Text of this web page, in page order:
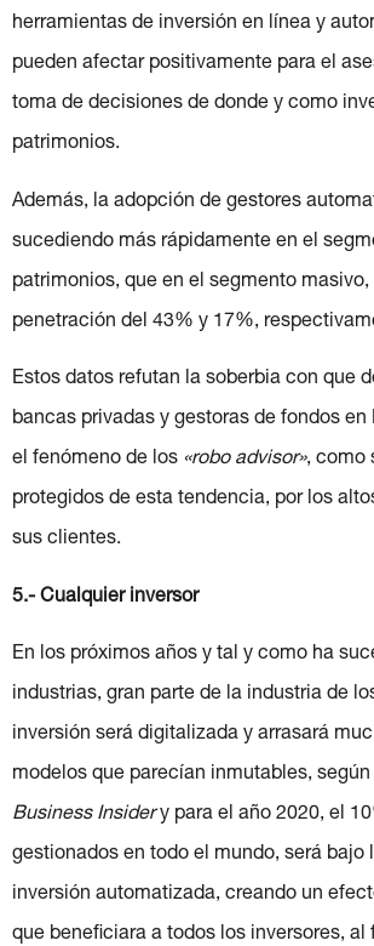
herramientas de inversión en línea y
pueden afectar positivamente para el
toma de decisiones de donde y como
patrimonios.
Además, la adopción de gestores
sucediendo más rápidamente en el
patrimonios, que en el segmento
penetración del 43% y 17%,
Estos datos refutan la soberbia con que
bancas privadas y gestoras de fondos en
el fenómeno de los «robo advisor», como
protegidos de esta tendencia, por los
sus clientes.
5.- Cualquier inversor
En los próximos años y tal y como ha
industrias, gran parte de la industria de
inversión será digitalizada y arrasará
modelos que parecían inmutables,
Business Insidery para el año 2020, el
gestionados en todo el mundo, será bajo
inversión automatizada, creando un
que beneficiara a todos los inversores, al